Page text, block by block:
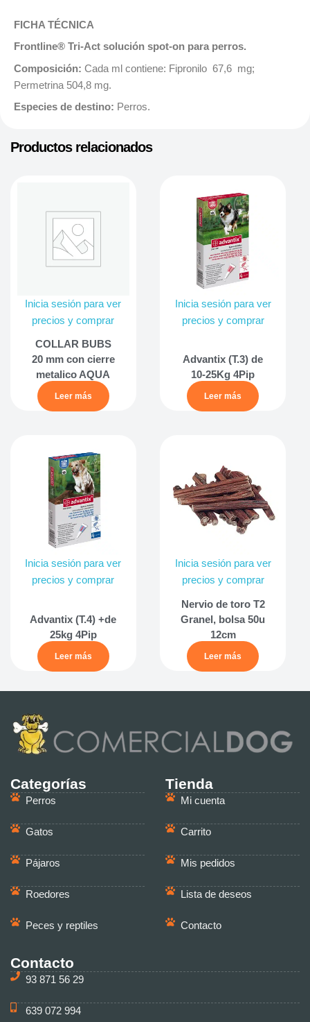
FICHA TÉCNICA
Frontline® Tri-Act solución spot-on para perros.
Composición: Cada ml contiene: Fipronilo 67,6 mg;
Permetrina 504,8 mg.
Especies de destino: Perros.
Productos relacionados
Inicia sesión para ver
precios y comprar
COLLAR BUBS
20 mm con cierre
metalico AQUA
Leer más
Inicia sesión para ver
precios y comprar
Advantix (T.3) de
10-25Kg 4Pip
Leer más
Inicia sesión para ver
precios y comprar
Advantix (T.4) +de
25kg 4Pip
Leer más
Inicia sesión para ver
precios y comprar
Nervio de toro T2
Granel, bolsa 50u
12cm
Leer más
Categorías
Perros
Gatos
Pájaros
Roedores
Peces y reptiles
Tienda
Mi cuenta
Carrito
Mis pedidos
Lista de deseos
Contacto
Contacto
93 871 56 29
639 072 994